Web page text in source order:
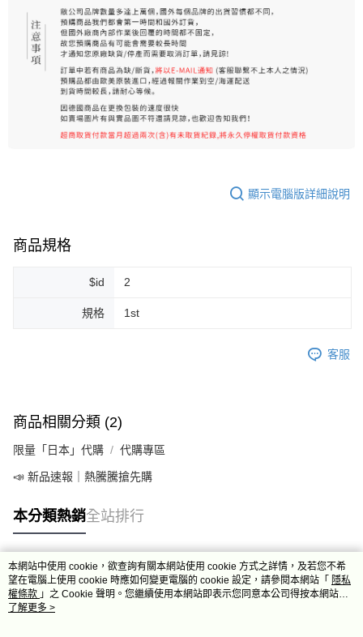
每筆NT$100，滿NT$999(含以上)免運費
離島宅配（澎湖、金門、馬祖、小琉球）
每筆NT$250，滿NT$3,000(含以上)免運費
付款後門市自取
顯示電腦版詳細說明
商品規格
$id 2
規格 1st
客服
商品相關分類 (2)
限量「日本」代購 代購專區
📣 新品速報｜熱騰騰搶先購
本分類熱銷全站排行
熱門標籤
本網站中使用 cookie，欲查詢有關本網站使用 cookie 方式之詳情，及若您不希
望在電腦上使用 cookie 時應如何變更電腦的 cookie 設定，請參閱本網站「 隱私
權條款 」之 Cookie 聲明。您繼續使用本網站即表示您同意本公司得按本網站使
用條款之 Cookie 聲明使用 cookie。
了解更多 >